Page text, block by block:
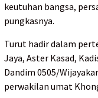
keutuhan bangsa,
pungkasnya.
Turut hadir dalam
Jaya, Aster Kasad,
Dandim 0505/
perwakilan umat